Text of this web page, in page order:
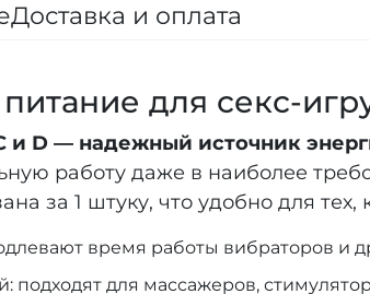
Доставка и оплата
для секс-
и D — надежный источник
работу даже в наиболее
за 1 штуку, что удобно для
время работы вибраторов и
подходят для массажеров,